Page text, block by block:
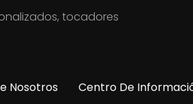
tocadores
Nosotros Centro De